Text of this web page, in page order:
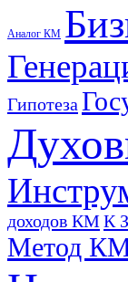
Аналог КМ
Гипотеза
доходов КМК
Метод